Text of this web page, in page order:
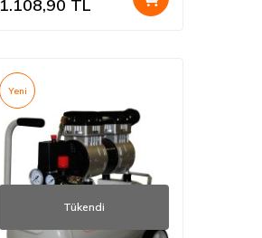
1.108,90 TL
Yeni
Tükendi